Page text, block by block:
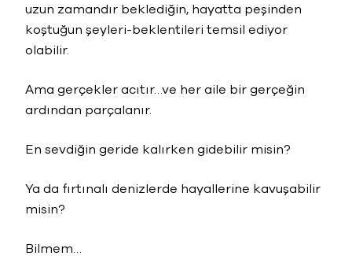
uzun zamandır beklediğin, hayatta peşinden
koştuğun şeyleri-beklentileri temsil ediyor
olabilir.
Ama gerçekler acıtır…ve her aile bir gerçeğin
ardından parçalanır.
En sevdiğin geride kalırken gidebilir misin?
Ya da fırtınalı denizlerde hayallerine kavuşabilir
misin?
Bilmem…